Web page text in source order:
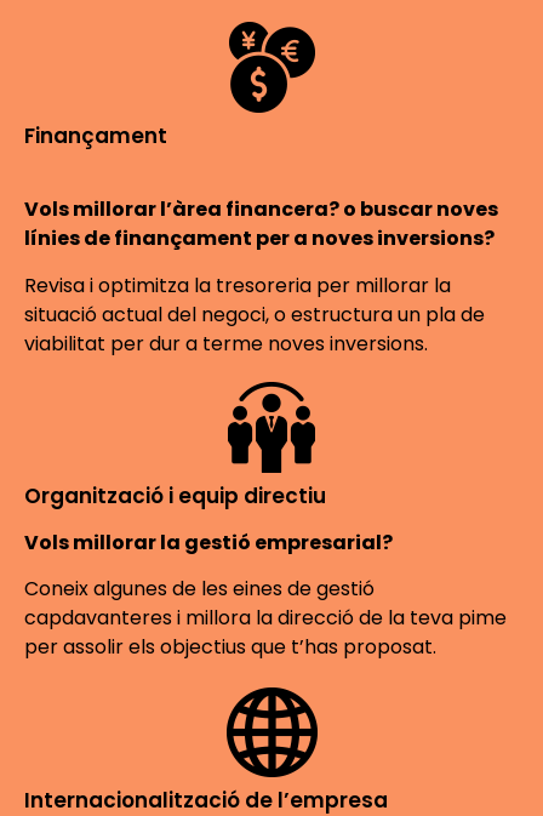
Finançament
Vols millorar l’àrea financera? o buscar noves
línies de finançament per a noves inversions?
Revisa i optimitza la tresoreria per millorar la
situació actual del negoci, o estructura un pla de
viabilitat per dur a terme noves inversions.
Organització i equip directiu
Vols millorar la gestió empresarial?
Coneix algunes de les eines de gestió
capdavanteres i millora la direcció de la teva pime
per assolir els objectius que t’has proposat.
Internacionalització de l’empresa